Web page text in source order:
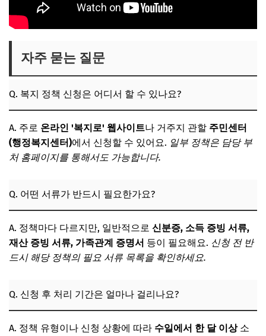
자주 묻는 질문
Q. 복지 정책 신청은 어디서 할 수 있나요?
A. 주로 온라인 '복지로' 웹사이트나 거주지 관할 주민센터
(행정복지센터)에서 신청할 수 있어요. 일부 정책은 담당 부
처 홈페이지를 통해서도 가능합니다.
Q. 어떤 서류가 반드시 필요한가요?
A. 정책마다 다르지만, 일반적으로 신분증, 소득 증빙 서류,
재산 증빙 서류, 가족관계 증명서 등이 필요해요. 신청 전 반
드시 해당 정책의 필요 서류 목록을 확인하세요.
Q. 신청 후 처리 기간은 얼마나 걸리나요?
A. 정책 유형이나 신청 상황에 따라 수일에서 한 달 이상소